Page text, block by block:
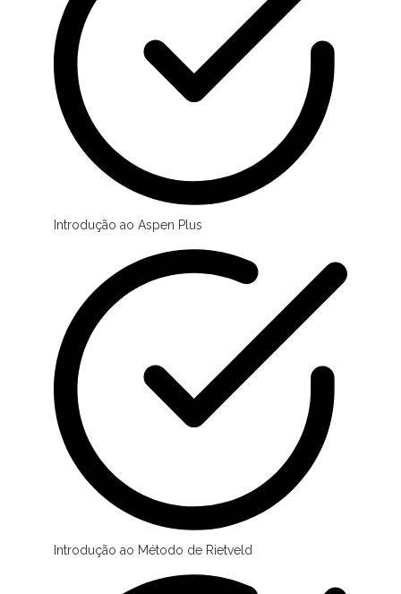
Introdução ao Aspen Plus
Introdução ao Método de Rietveld